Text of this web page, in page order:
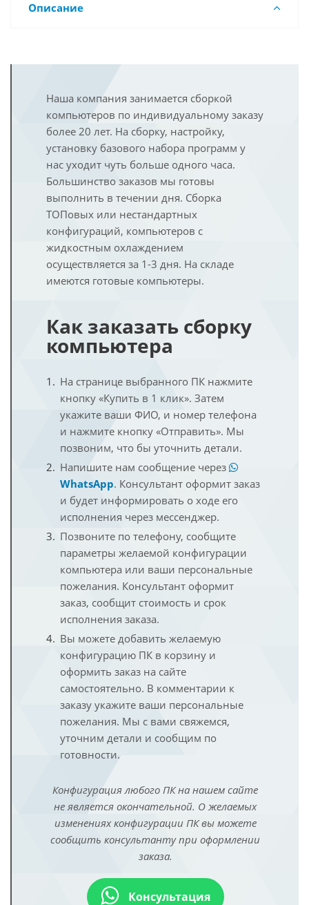
Описание
Наша компания занимается сборкой
компьютеров по индивидуальному заказу
более 20 лет. На сборку, настройку,
установку базового набора программ у
нас уходит чуть больше одного часа.
Большинство заказов мы готовы
выполнить в течении дня. Сборка
ТОПовых или нестандартных
конфигураций, компьютеров с
жидкостным охлаждением
осуществляется за 1-3 дня. На складе
имеются готовые компьютеры.
Как заказать сборку
компьютера
На странице выбранного ПК нажмите
кнопку «Купить в 1 клик». Затем
укажите ваши ФИО, и номер телефона
и нажмите кнопку «Отправить». Мы
позвоним, что бы уточнить детали.
Напишите нам сообщение через
WhatsApp. Консультант оформит заказ
и будет информировать о ходе его
исполнения через мессенджер.
Позвоните по телефону, сообщите
параметры желаемой конфигурации
компьютера или ваши персональные
пожелания. Консультант оформит
заказ, сообщит стоимость и срок
исполнения заказа.
Вы можете добавить желаемую
конфигурацию ПК в корзину и
оформить заказ на сайте
самостоятельно. В комментарии к
заказу укажите ваши персональные
пожелания. Мы с вами свяжемся,
уточним детали и сообщим по
готовности.
Конфигурация любого ПК на нашем сайте
не является окончательной. О желаемых
изменениях конфигурации ПК вы можете
сообщить консультанту при оформлении
заказа.
Консультация